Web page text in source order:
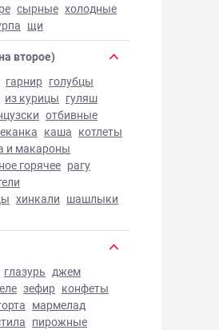
сырные холодные
щи
второе)
гарнир голубцы
из курицы гуляш
отбивные
каша котлеты
и макароны
горячее рагу
хинкали шашлыки
глазурь джем
зефир конфеты
мармелад
пирожные